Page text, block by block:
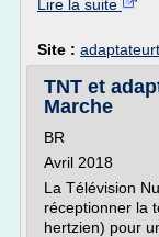
Lire la suite
Site :
TNT et
Marche
BR
Avril 2018
La Télévision
réceptionner la
hertzien) pour